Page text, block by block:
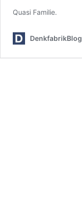
Quasi Familie.
DenkfabrikBlog